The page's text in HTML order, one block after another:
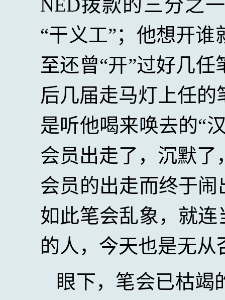
NED拨款的三分之
“干义工”；他想开
至还曾“开”过好几
后几届走马灯上任
是听他喝来唤去的“
会员出走了，沉默
会员的出走而终于
如此笔会乱象，就连
的人，今天也是无从
眼下，笔会已枯竭